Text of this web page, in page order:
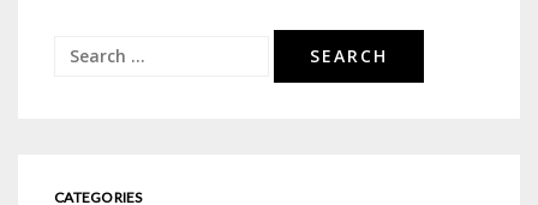
Search
CATEGORIES